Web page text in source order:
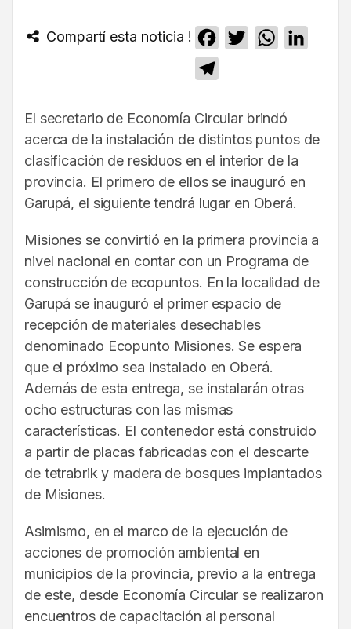
Compartí esta noticia ! Facebook
TwitterWhatsApp
El secretario de Economía Circular brindó
acerca de la instalación de distintos puntos de
clasificación de residuos en el interior de la
provincia. El primero de ellos se inauguró en
Garupá, el siguiente tendrá lugar en Oberá.
Misiones se convirtió en la primera provincia a
nivel nacional en contar con un Programa de
construcción de ecopuntos. En la localidad de
Garupá se inauguró el primer espacio de
recepción de materiales desechables
denominado Ecopunto Misiones. Se espera
que el próximo sea instalado en Oberá.
Además de esta entrega, se instalarán otras
ocho estructuras con las mismas
características. El contenedor está construido
a partir de placas fabricadas con el descarte
de tetrabrik y madera de bosques implantados
de Misiones.
Asimismo, en el marco de la ejecución de
acciones de promoción ambiental en
municipios de la provincia, previo a la entrega
de este, desde Economía Circular se realizaron
encuentros de capacitación al personal